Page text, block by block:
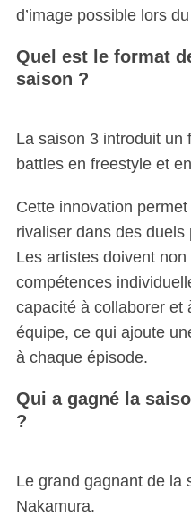
d’image possible lors
Quel est le format
saison ?
La saison 3 introduit un
battles en freestyle et
Cette innovation
rivaliser dans des
Les artistes doivent
compétences
capacité à collaborer et
équipe, ce qui ajoute
à chaque épisode.
Qui a gagné la
?
Le grand gagnant de la
Nakamura.